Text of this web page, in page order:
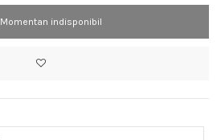
Momentan indisponibil